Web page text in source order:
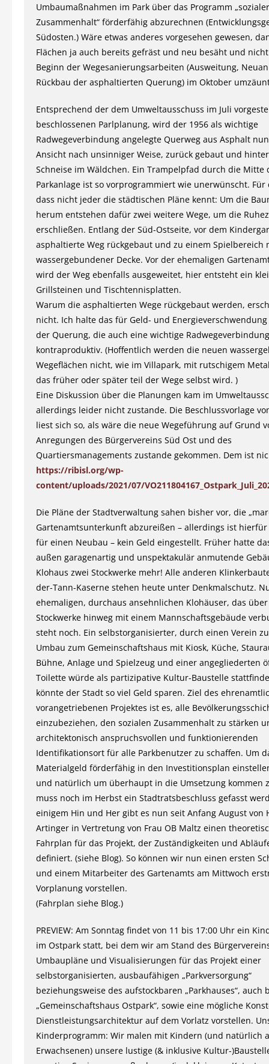
Umbaumaßnahmen im Park über das Programm „sozialer
Zusammenhalt“ förderfähig abzurechnen
Südosten.) Wäre etwas anderes vorgesehen gewesen,
Flächen ja auch bereits gefräst und neu besäht und
Beginn der Wegesanierungsarbeiten (Ausweitung,
Rückbau der asphaltierten Querung) im Oktober
Entsprechend der dem Umweltausschuss im Juli
beschlossenen Parlplanung, wird der 1956 als wichtige
Radwegeverbindung angelegte Querweg aus Asphalt
Ansicht nach unsinniger Weise, zurück gebaut und
Schneise im Wäldchen. Ein Trampelpfad durch die Mitte
Parkanlage ist so vorprogrammiert wie unerwünscht. Für
dass nicht jeder die städtischen Pläne kennt: Um die
herum entstehen dafür zwei weitere Wege, um die
erschließen. Entlang der Süd-Ostseite, vor dem
asphaltierte Weg rückgebaut und zu einem Spielbereich
wassergebundener Decke. Vor der ehemaligen
wird der Weg ebenfalls ausgeweitet, hier entsteht ein
Grillsteinen und Tischtennisplatten.
Warum die asphaltierten Wege rückgebaut werden,
nicht. Ich halte das für Geld- und
der Querung, die auch eine wichtige
kontraproduktiv. (Hoffentlich werden die neuen
Wegeflächen nicht, wie im Villapark, mit rutschigem
das früher oder später teil der Wege selbst wird. )
Eine Diskussion über die Planungen kam im
allerdings leider nicht zustande. Die Beschlussvorlage
liest sich so, als wäre die neue Wegeführung auf Grund
Anregungen des Bürgervereins Süd Ost und des
Quartiersmanagements zustande gekommen. Dem ist
https://ribisl.org/wp-
content/uploads/2021/07/
Die Pläne der Stadtverwaltung sahen bisher vor, die
Gartenamtsunterkunft abzureißen – allerdings ist hierfür
für einen Neubau – kein Geld eingestellt. Früher hatte
außen garagenartig und unspektakulär anmutende
Klohaus zwei Stockwerke mehr! Alle anderen
der-Tann-Kaserne stehen heute unter Denkmalschutz.
ehemaligen, durchaus ansehnlichen Klohäuser, das
Stockwerke hinweg mit einem Mannschaftsgebäude
steht noch. Ein selbstorganisierter, durch einen Verein
Umbau zum Gemeinschaftshaus mit Kiosk, Küche,
Bühne, Anlage und Spielzeug und einer angegliederten
Toilette würde als partizipative Kultur-Baustelle
könnte der Stadt so viel Geld sparen. Ziel des
vorangetriebenen Projektes ist es, alle
einzubeziehen, den sozialen Zusammenhalt zu stärken
architektonisch anspruchsvollen und funktionierenden
Identifikationsort für alle Parkbenutzer zu schaffen. Um
Materialgeld förderfähig in den Investitionsplan
und natürlich um überhaupt in die Umsetzung kommen
muss noch im Herbst ein Stadtratsbeschluss gefasst
einigem Hin und Her gibt es nun seit Anfang August von
Artinger in Vertretung von Frau OB Maltz einen
Fahrplan für das Projekt, der Zuständigkeiten und
definiert. (siehe Blog). So können wir nun einen ersten
und einem Mitarbeiter des Gartenamts am Mittwoch
Vorplanung vorstellen.
(Fahrplan siehe Blog.)
PREVIEW: Am Sonntag findet von 11 bis 17:00 Uhr ein
im Ostpark statt, bei dem wir am Stand des
Umbaupläne und Visualisierungen für das Projekt einer
selbstorganisierten, ausbaufähigen „Parkversorgung“
beziehungsweise des aufstockbaren „Parkhauses“, auch
„Gemeinschaftshaus Ostpark“, sowie eine mögliche
Dienstleistungsarchitektur auf dem Vorlatz vorstellen.
Kinderprogramm: Wir malen mit Kindern (und natürlich
Erwachsenen) unsere lustige (& inklusive Kultur-